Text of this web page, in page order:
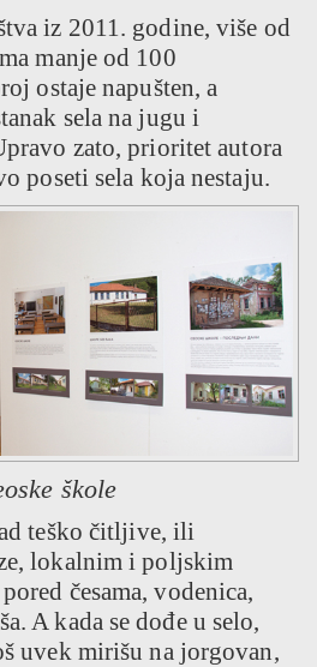
iz 2011. godine, više od
manje od 100
ostaje napušten, a
sela na jugu i
zato, prioritet autora
poseti sela koja nestaju.
škole
teško čitljive, ili
lokalnim i poljskim
česama, vodenica,
A kada se dođe u selo,
uvek mirišu na jorgovan,